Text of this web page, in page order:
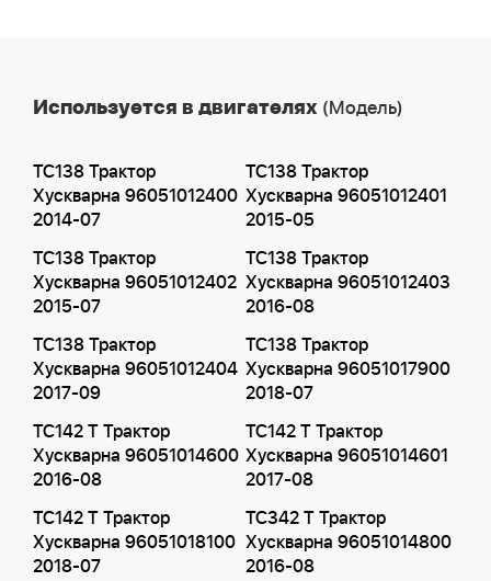
Используется в двигателях (Модель)
TC138 Трактор
Хускварна 96051012400
2014-07
TC138 Трактор
Хускварна 96051012401
2015-05
TC138 Трактор
Хускварна 96051012402
2015-07
TC138 Трактор
Хускварна 96051012403
2016-08
TC138 Трактор
Хускварна 96051012404
2017-09
TC138 Трактор
Хускварна 96051017900
2018-07
TC142 T Трактор
Хускварна 96051014600
2016-08
TC142 T Трактор
Хускварна 96051014601
2017-08
TC142 T Трактор
Хускварна 96051018100
2018-07
TC342 T Трактор
Хускварна 96051014800
2016-08